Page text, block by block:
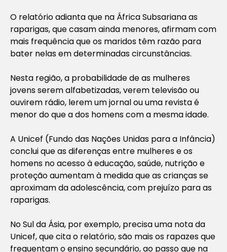
O relatório adianta que na África Subsariana as
raparigas, que casam ainda menores, afirmam com
mais frequência que os maridos têm razão para
bater nelas em determinadas circunstâncias.
Nesta região, a probabilidade de as mulheres
jovens serem alfabetizadas, verem televisão ou
ouvirem rádio, lerem um jornal ou uma revista é
menor do que a dos homens com a mesma idade.
A Unicef (Fundo das Nações Unidas para a Infância)
conclui que as diferenças entre mulheres e os
homens no acesso à educação, saúde, nutrição e
proteção aumentam à medida que as crianças se
aproximam da adolescência, com prejuízo para as
raparigas.
No Sul da Ásia, por exemplo, precisa uma nota da
Unicef, que cita o relatório, são mais os rapazes que
frequentam o ensino secundário, ao passo que na